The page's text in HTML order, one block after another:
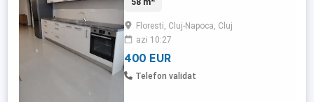
Living cu bucătărie open space * Dormitor
balcon, însă este complet utilat și dotat cu
electrocasnice și mobilier noi, oferind un
confort sporit. Dotări: * ...
58 m
Floresti, Cluj-Napoca, Cluj
azi 10:27
400 EUR
Telefon validat